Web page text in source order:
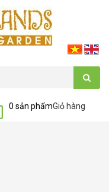
Giỏ hàng
0 sản phẩm